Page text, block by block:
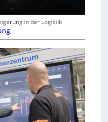
in der Logistik